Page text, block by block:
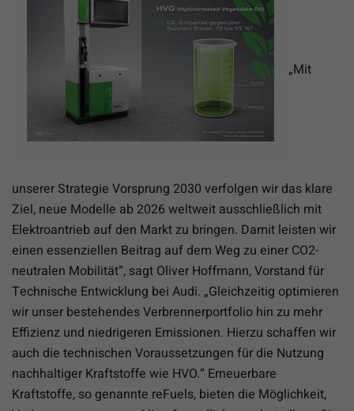
„Mit
unserer Strategie Vorsprung 2030 verfolgen wir das klare
Ziel, neue Modelle ab 2026 weltweit ausschließlich mit
Elektroantrieb auf den Markt zu bringen. Damit leisten wir
einen essenziellen Beitrag auf dem Weg zu einer CO2-
neutralen Mobilität“, sagt Oliver Hoffmann, Vorstand für
Technische Entwicklung bei Audi. „Gleichzeitig optimieren
wir unser bestehendes Verbrennerportfolio hin zu mehr
Effizienz und niedrigeren Emissionen. Hierzu schaffen wir
auch die technischen Voraussetzungen für die Nutzung
nachhaltiger Kraftstoffe wie HVO.“ Erneuerbare
Kraftstoffe, so genannte reFuels, bieten die Möglichkeit,